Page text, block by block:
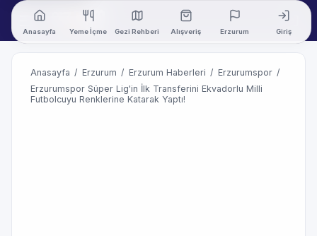
Anasayfa Yeme İçme Gezi Rehberi Alışveriş Erzurum Giriş
Anasayfa / Erzurum / Erzurum Haberleri / Erzurumspor /
Erzurumspor Süper Lig'in İlk Transferini Ekvadorlu Milli
Futbolcuyu Renklerine Katarak Yaptı!